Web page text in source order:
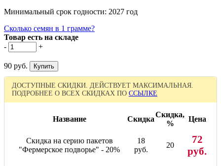
Минимальный срок годности: 2027 год
Сколько семян в 1 грамме?
Товар есть на складе
-
+
90 руб.
ДОСТУПНЫЕ СКИДКИ. ДЕЙСТВУЕТ МАКСИМАЛЬНАЯ.
ПОДРОБНЕЕ О ВСЕХ СКИДКАХ ПО ССЫЛКЕ
Название Скидка
Скидка,
%
Цена
Скидка на серию пакетов
"Фермерское подворье" - 20%
18
руб.
20
72
руб.